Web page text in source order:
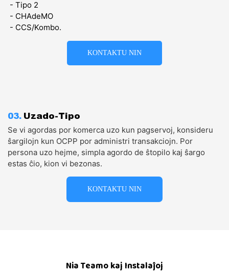
- Tipo 2
- CHAdeMO
- CCS/Kombo.
KONTAKTU NIN
03. Uzado-Tipo
Se vi agordas por komerca uzo kun pagservoj, konsideru
ŝargilojn kun OCPP por administri transakciojn. Por
persona uzo hejme, simpla agordo de ŝtopilo kaj ŝargo
estas ĉio, kion vi bezonas.
KONTAKTU NIN
Nia Teamo kaj Instalaĵoj